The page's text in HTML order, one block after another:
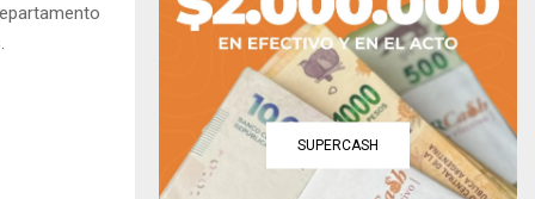
SUPERCASH